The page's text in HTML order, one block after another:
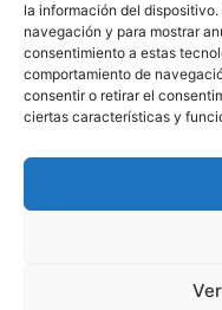
la información del
navegación y para mostrar
consentimiento a estas
comportamiento de
consentir o retirar el
ciertas características y
Contacto
Calle Pinar, 5,
+34 91 745 58 38
Paginas
Politicas de privacidad